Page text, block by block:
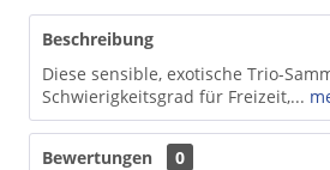
Beschreibung
Diese sensible, exotische Trio-
Schwierigkeitsgrad für Freizeit,...
Bewertungen
0